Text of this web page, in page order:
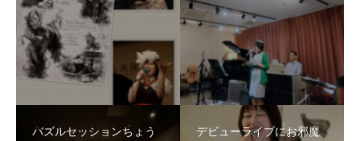
バズルセッションちょう
デビューライブにお邪魔